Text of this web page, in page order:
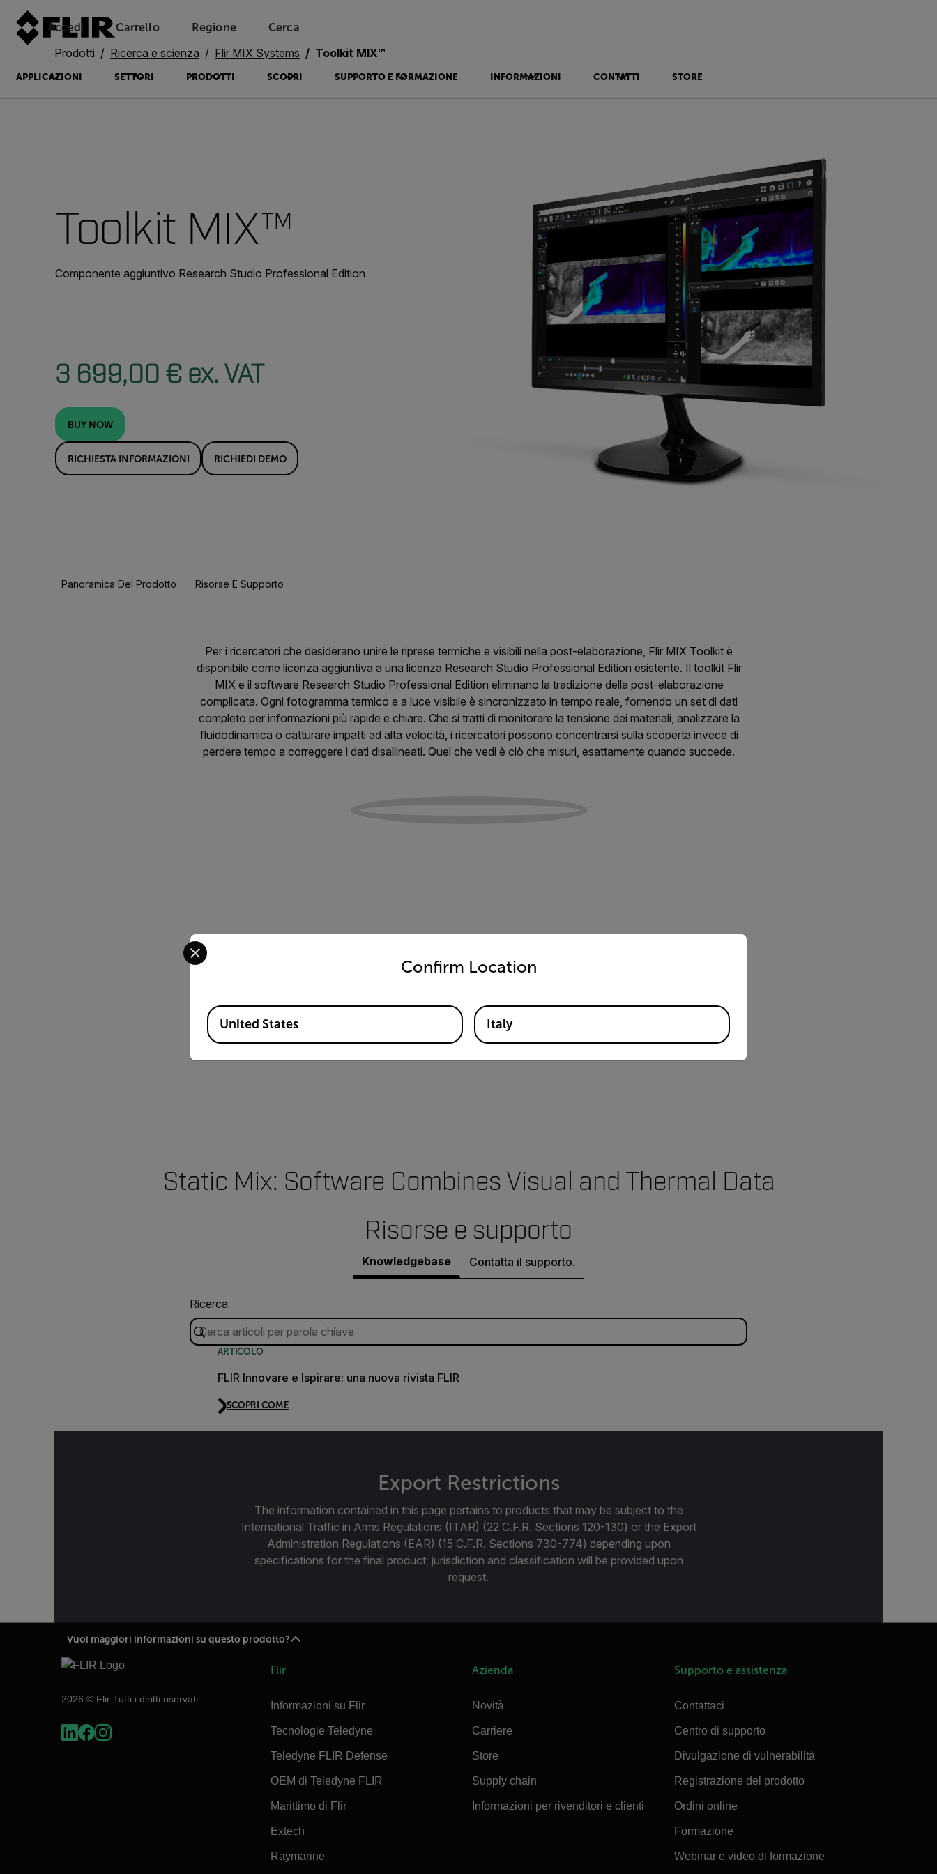
Accedi Unread messages
Carrello
Modello
Rimuovi
articoli
articolo
Aggiungi al carrello
Aggiunto al carrello
Regione Cerca
APPLICAZIONI SETTORI PRODOTTI SCOPRI SUPPORTO E FORMAZIONE INFORMAZIONI CONTATTI STORE
Prodotti Ricerca e scienza Flir MIX Systems Toolkit MIX™
Toolkit MIX™
Componente aggiuntivo Research Studio Professional Edition
3 699,00 € ex. VAT
BUY NOW
RICHIESTA INFORMAZIONI RICHIEDI DEMO
Panoramica Del Prodotto Risorse E Supporto
Per i ricercatori che desiderano unire le riprese termiche e visibili nella post-elaborazione, Flir MIX Toolkit è
disponibile come licenza aggiuntiva a una licenza Research Studio Professional Edition esistente. Il toolkit Flir
MIX e il software Research Studio Professional Edition eliminano la tradizione della post-elaborazione
complicata. Ogni fotogramma termico e a luce visibile è sincronizzato in tempo reale, fornendo un set di dati
completo per informazioni più rapide e chiare. Che si tratti di monitorare la tensione dei materiali, analizzare la
fluidodinamica o catturare impatti ad alta velocità, i ricercatori possono concentrarsi sulla scoperta invece di
perdere tempo a correggere i dati disallineati. Quel che vedi è ciò che misuri, esattamente quando succede.
Static Mix: Software Combines Visual and Thermal Data
Risorse e supporto
Knowledgebase Contatta il supporto.
Ricerca
ARTICOLO
FLIR Innovare e Ispirare: una nuova rivista FLIR
SCOPRI COME
Export Restrictions
The information contained in this page pertains to products that may be subject to the
International Traffic in Arms Regulations (ITAR) (22 C.F.R. Sections 120-130) or the Export
Administration Regulations (EAR) (15 C.F.R. Sections 730-774) depending upon
specifications for the final product; jurisdiction and classification will be provided upon
request.
Vuoi maggiori informazioni su questo prodotto?
2026 © Flir Tutti i diritti riservati.
Flir
Informazioni su Flir
Tecnologie Teledyne
Teledyne FLIR Defense
OEM di Teledyne FLIR
Marittimo di Flir
Extech
Raymarine
Azienda
Novità
Carriere
Store
Supply chain
Informazioni per rivenditori e clienti
Supporto e assistenza
Contattaci
Centro di supporto
Divulgazione di vulnerabilità
Registrazione del prodotto
Ordini online
Formazione
Webinar e video di formazione
Confirm Location
Select your preferred country and language from the options below to access the appropriate version of our website.
Available Locations
United States Italy